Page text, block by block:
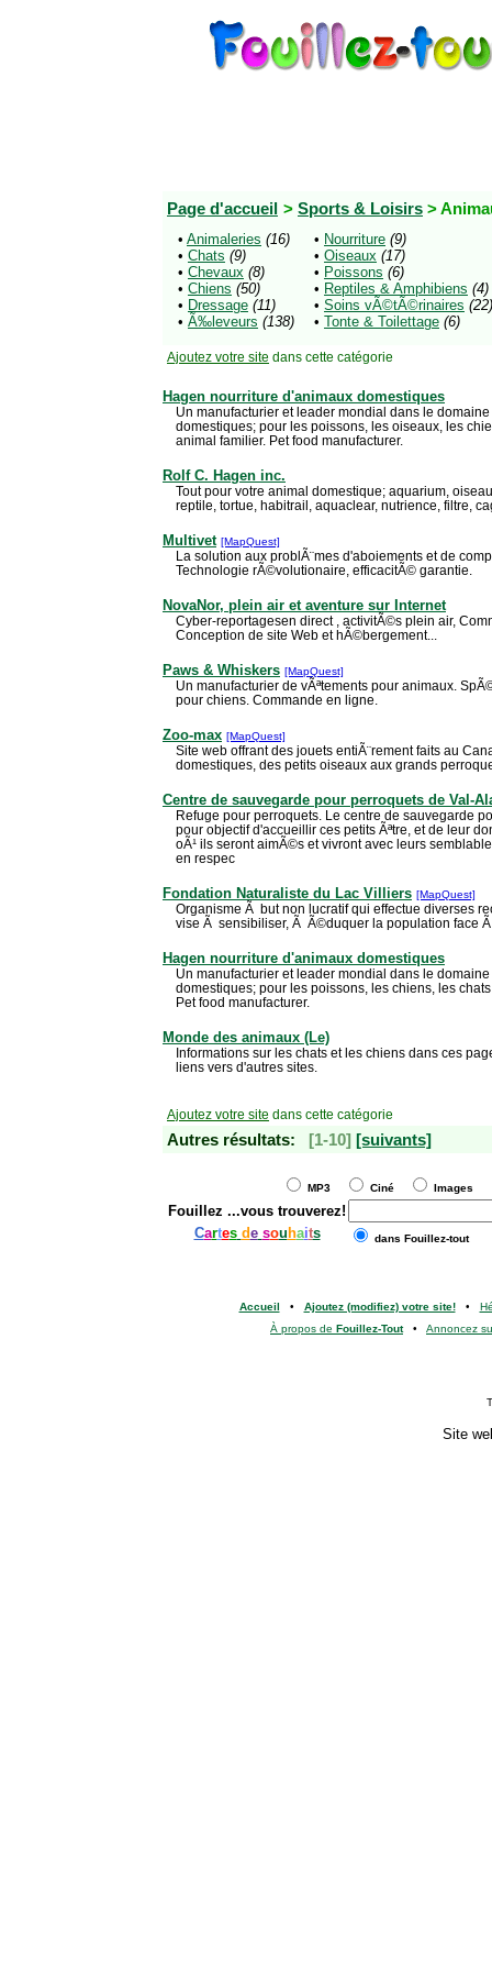
Page d'accueil > Sports & Loisirs >
• Animaleries (16)
• Chats (9)
• Chevaux (8)
• Chiens (50)
• Dressage (11)
• Ã‰leveurs (138)
• Nourriture (9)
• Oiseaux (17)
• Poissons (6)
• Reptiles & Amphibiens (4)
• Soins vÃ©tÃ©rinaires (22)
• Tonte & Toilettage (6)
Ajoutez votre site dans cette catégorie
Hagen nourriture d'animaux domestiques
Un manufacturier et leader mondial dans le
domestiques; pour les poissons, les oiseaux, les
animal familier. Pet food manufacturer.
Rolf C. Hagen inc.
Tout pour votre animal domestique; aquarium,
reptile, tortue, habitrail, aquaclear, nutrience, filtre,
Multivet [MapQuest]
La solution aux problÃ¨mes d'aboiements et de
Technologie rÃ©volutionaire, efficacitÃ© garantie.
NovaNor, plein air et aventure sur Internet
Cyber-reportagesen direct , activitÃ©s plein air,
Conception de site Web et hÃ©bergement...
Paws & Whiskers [MapQuest]
Un manufacturier de vÃªtements pour animaux.
pour chiens. Commande en ligne.
Zoo-max [MapQuest]
Site web offrant des jouets entiÃ¨rement faits au
domestiques, des petits oiseaux aux grands
Centre de sauvegarde pour perroquets de Val-
Refuge pour perroquets. Le centre de sauvegarde
pour objectif d'accueillir ces petits Ãªtre, et de leur
oÃ¹ ils seront aimÃ©s et vivront avec leurs
en respec
Fondation Naturaliste du Lac Villiers [MapQuest]
Organisme Ã but non lucratif qui effectue diverses
vise Ã sensibiliser, Ã Ã©duquer la population face
Hagen nourriture d'animaux domestiques
Un manufacturier et leader mondial dans le
domestiques; pour les poissons, les chiens, les
Pet food manufacturer.
Monde des animaux (Le)
Informations sur les chats et les chiens dans ces
liens vers d'autres sites.
Ajoutez votre site dans cette catégorie
Autres résultats: [1-10] [suivants]
MP3 Ciné Images
Fouillez ...vous trouverez!
Cartes de sou haits dans Fouillez-tout
Accueil • Ajoutez (modifiez) votre site!•
À propos de Fouillez-Tout• Annoncez
Site